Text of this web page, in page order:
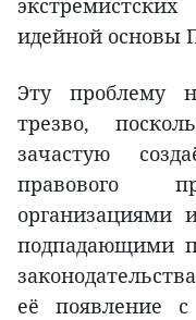
идейной основы
Эту проблему
трезво,
зачастую
правового
подпадающими
её появление с